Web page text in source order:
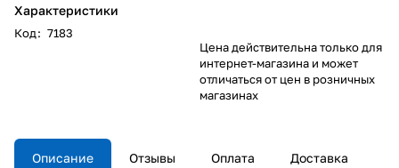
Характеристики
Код: 7183
Цена действительна только для
интернет-магазина и может
отличаться от цен в розничных
магазинах
Описание Отзывы Оплата Доставка